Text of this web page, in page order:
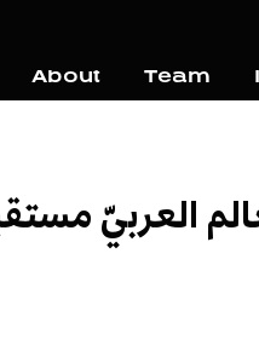
About Team
العربيّ